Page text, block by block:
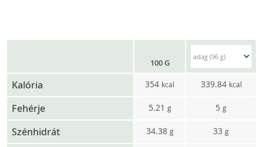
100 G
Kalória 354 kcal 339.84 kcal
Fehérje 5.21 g 5 g
Szénhidrát 34.38 g 33 g